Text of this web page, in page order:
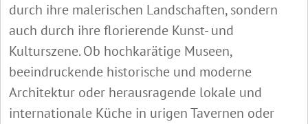
durch ihre malerischen Landschaften, sondern
auch durch ihre florierende Kunst- und
Kulturszene. Ob hochkarätige Museen,
beeindruckende historische und moderne
Architektur oder herausragende lokale und
internationale Küche in urigen Tavernen oder